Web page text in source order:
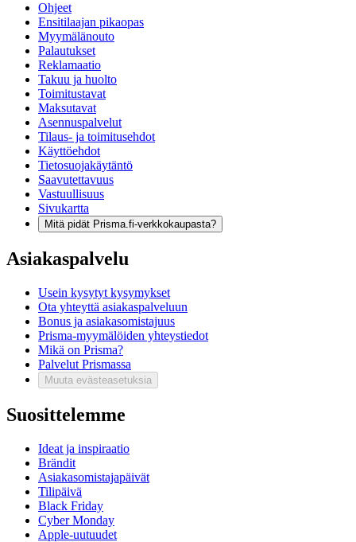
Ohjeet
Ensitilaajan pikaopas
Myymälänouto
Palautukset
Reklamaatio
Takuu ja huolto
Toimitustavat
Maksutavat
Asennuspalvelut
Tilaus- ja toimitusehdot
Käyttöehdot
Tietosuojakäytäntö
Saavutettavuus
Vastuullisuus
Sivukartta
Mitä pidät Prisma.fi-verkkokaupasta?
Asiakaspalvelu
Usein kysytyt kysymykset
Ota yhteyttä asiakaspalveluun
Bonus ja asiakasomistajuus
Prisma-myymälöiden yhteystiedot
Mikä on Prisma?
Palvelut Prismassa
Muuta evästeasetuksia
Suosittelemme
Ideat ja inspiraatio
Brändit
Asiakasomistajapäivät
Tilipäivä
Black Friday
Cyber Monday
Apple-uutuudet